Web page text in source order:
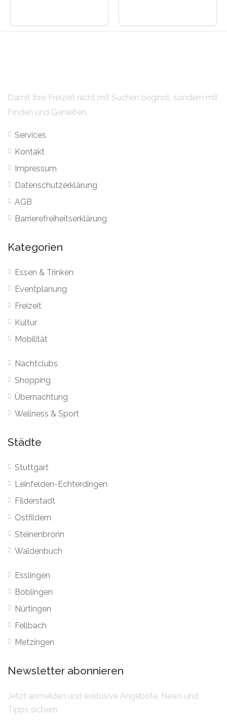
Damit Ihre Freizeit nicht mit Suchen beginnt, sondern mit
Finden und Genießen.
Services
Kontakt
Impressum
Datenschutzerklärung
AGB
Barrierefreiheitserklärung
Kategorien
Essen & Trinken
Eventplanung
Freizeit
Kultur
Mobilität
Nachtclubs
Shopping
Übernachtung
Wellness & Sport
Städte
Stuttgart
Leinfelden-Echterdingen
Filderstadt
Ostfildern
Steinenbronn
Waldenbuch
Esslingen
Böblingen
Nürtingen
Fellbach
Metzingen
Newsletter abonnieren
Jetzt anmelden und exklusive Angebote, News und
Tipps sichern.